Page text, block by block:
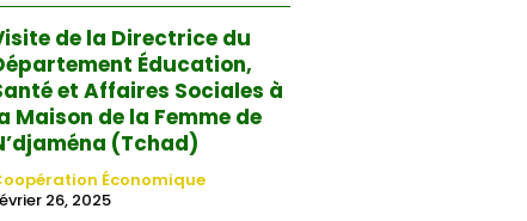
de la Directrice du
Éducation,
et Affaires Sociales à
Maison de la Femme de
(Tchad)
Économique
26, 2025